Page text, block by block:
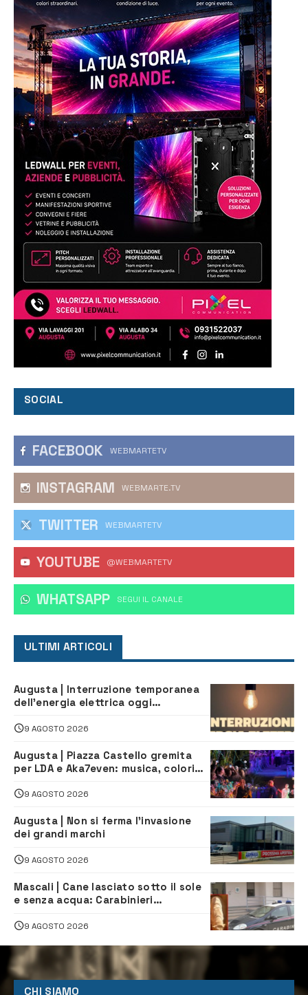
SOCIAL
FACEBOOK WEBMARTETV
INSTAGRAM WEBMARTE.TV
TWITTER WEBMARTETV
YOUTUBE @WEBMARTETV
WHATSAPP ‎SEGUI IL CANALE
ULTIMI ARTICOLI
Augusta | Interruzione temporanea
dell’energia elettrica oggi
lavori
9 AGOSTO 2026
Augusta | Piazza Castello gremita
per LDA e Aka7even: musica, colori
9 AGOSTO 2026
Augusta | Non si ferma l’invasione
dei grandi marchi
9 AGOSTO 2026
Mascali | Cane lasciato sotto il sole
e senza acqua: Carabinieri
9 AGOSTO 2026
CHI SIAMO